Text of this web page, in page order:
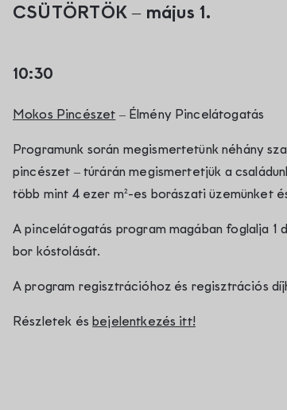
CSÜTÖRTÖK – május 1.
10:30
Mokos Pincészet – Élmény Pincelátogatás
Programunk során megismertetünk néhány
pincészet – túrárán megismertetjük a
több mint 4 ezer m²-es borászati üzemünket
A pincelátogatás program magában foglalja 1
bor kóstolását.
A program regisztrációhoz és regisztrációs
Részletek ésbejelentkezés itt!